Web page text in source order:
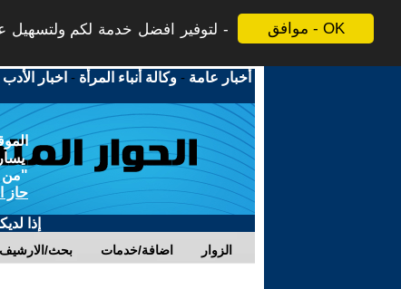
موافق - OK
لتوفير افضل خدمة لكم ولتسهيل
أخبار عامة -وكالة أنباء المرأة - اخبار
"من
حاز
إذا
بحث/الارشيف اضافة/خدمات الزوار